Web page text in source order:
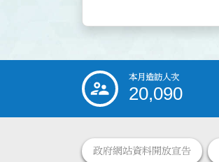
::: 本月造訪人次
20,090
政府網站資料開放宣告